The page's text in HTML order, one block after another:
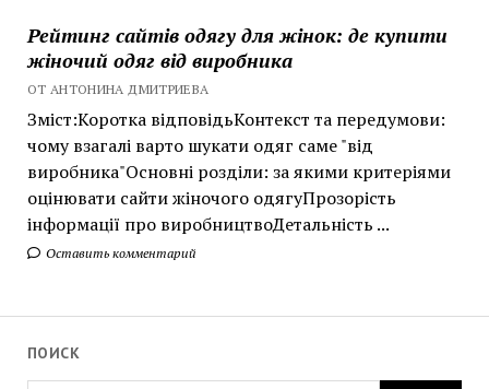
Рейтинг сайтів одягу для жінок: де купити
жіночий одяг від виробника
ОТ АНТОНИНА ДМИТРИЕВА
Зміст:Коротка відповідьКонтекст та передумови:
чому взагалі варто шукати одяг саме "від
виробника"Основні розділи: за якими критеріями
оцінювати сайти жіночого одягуПрозорість
інформації про виробництвоДетальність ...
Оставить комментарий
ПОИСК